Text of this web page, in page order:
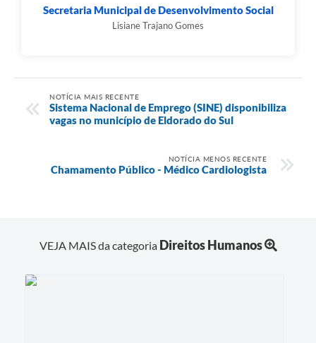
Secretaria Municipal de Desenvolvimento Social
Lisiane Trajano Gomes
NOTÍCIA MAIS RECENTE
Sistema Nacional de Emprego (SINE) disponibiliza
vagas no município de Eldorado do Sul
NOTÍCIA MENOS RECENTE
Chamamento Público - Médico Cardiologista
VEJA MAIS da categoria Direitos Humanos